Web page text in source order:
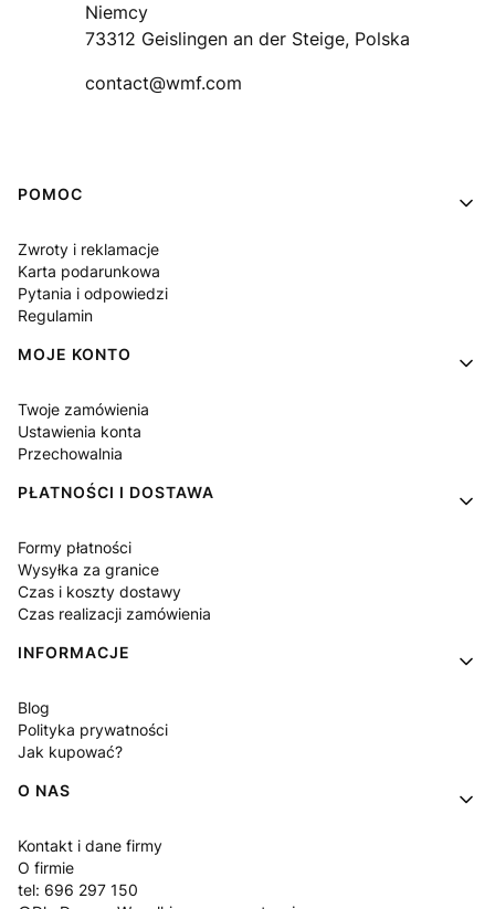
Niemcy
73312 Geislingen an der Steige, Polska
contact@wmf.com
Linki w stopce
POMOC
Zwroty i reklamacje
Karta podarunkowa
Pytania i odpowiedzi
Regulamin
MOJE KONTO
Twoje zamówienia
Ustawienia konta
Przechowalnia
PŁATNOŚCI I DOSTAWA
Formy płatności
Wysyłka za granice
Czas i koszty dostawy
Czas realizacji zamówienia
INFORMACJE
Blog
Polityka prywatności
Jak kupować?
O NAS
Kontakt i dane firmy
O firmie
tel: 696 297 150